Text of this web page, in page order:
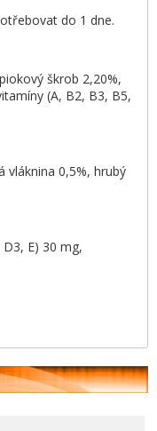
do 1 dne.
škrob 2,20%,
(A, B2, B3, B5,
vláknina 0,5%, hrubý
E) 30 mg,